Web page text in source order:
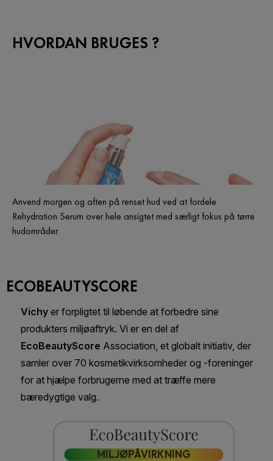
HVORDAN BRUGES ?
Anvend morgen og aften på renset hud ved at fordele
Rehydration Serum over hele ansigtet med særligt fokus på tørre
hudområder.
ECOBEAUTYSCORE